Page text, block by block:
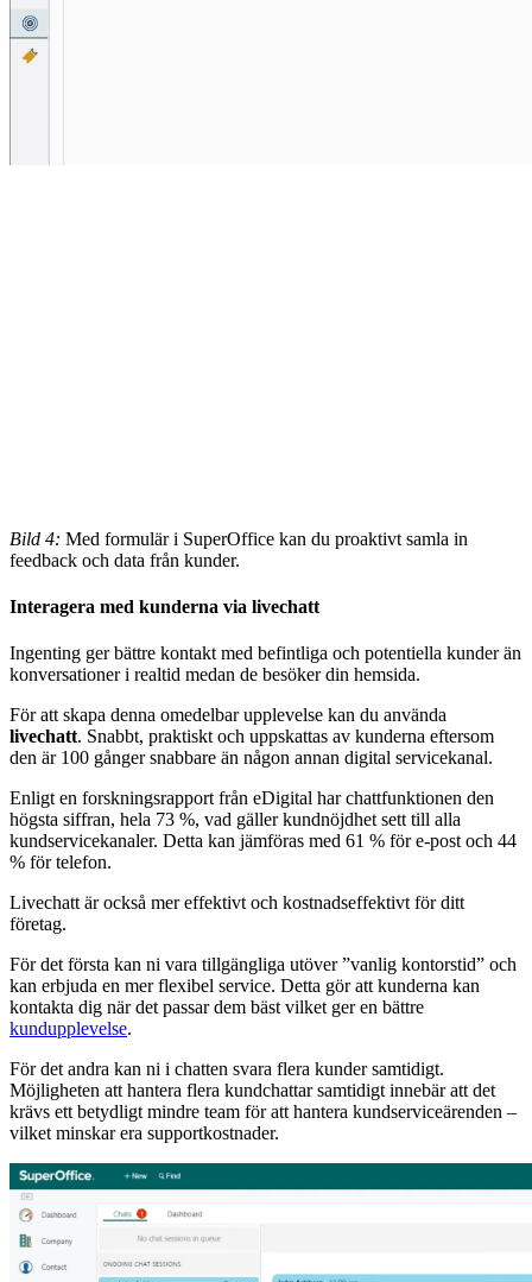
Bild 4: Med formulär i SuperOffice kan du proaktivt samla in
feedback och data från kunder.
Interagera med kunderna via livechatt
Ingenting ger bättre kontakt med befintliga och potentiella kunder än
konversationer i realtid medan de besöker din hemsida.
För att skapa denna omedelbar upplevelse kan du använda
livechatt. Snabbt, praktiskt och uppskattas av kunderna eftersom
den är 100 gånger snabbare än någon annan digital servicekanal.
Enligt en forskningsrapport från eDigital har chattfunktionen den
högsta siffran, hela 73 %, vad gäller kundnöjdhet sett till alla
kundservicekanaler. Detta kan jämföras med 61 % för e-post och 44
% för telefon.
Livechatt är också mer effektivt och kostnadseffektivt för ditt
företag.
För det första kan ni vara tillgängliga utöver ”vanlig kontorstid” och
kan erbjuda en mer flexibel service. Detta gör att kunderna kan
kontakta dig när det passar dem bäst vilket ger en bättre
kundupplevelse.
För det andra kan ni i chatten svara flera kunder samtidigt.
Möjligheten att hantera flera kundchattar samtidigt innebär att det
krävs ett betydligt mindre team för att hantera kundserviceärenden –
vilket minskar era supportkostnader.